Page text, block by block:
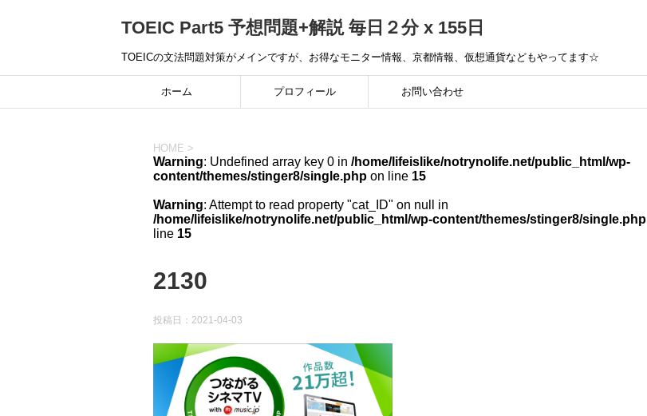
TOEIC Part5 予想問題+解説 毎日２分 x 155日
TOEICの文法問題対策がメインですが、お得なモニター情報、京都情報、仮想通貨などもやってます☆
ホーム プロフィール お問い合わせ
HOME >
Warning: Undefined array key 0 in /home/lifeislike/notrynolife.net/public_html/wp-
content/themes/stinger8/single.php on line 15
Warning: Attempt to read property "cat_ID" on null in
/home/lifeislike/notrynolife.net/public_html/wp-content/themes/stinger8/single.php
line 15
2130
投稿日： 2021-04-03